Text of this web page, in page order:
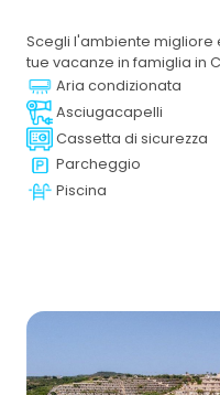
Scegli l'ambiente migliore
tue vacanze in famiglia in
rinnovato è immerso in un
curato, villaggio ideale per
dalle bellezze del posto
Aria condizionata
Asciugacapelli
Cassetta di sicurezza
Parcheggio
Piscina